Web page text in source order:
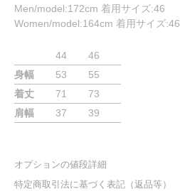
Men/model:172cm 着用サイズ:46
Women/model:164cm 着用サイズ:46
44
46
身幅
53
55
着丈
71
73
肩幅
37 39
オプションの値段詳細
特定商取引法に基づく表記（返品等）